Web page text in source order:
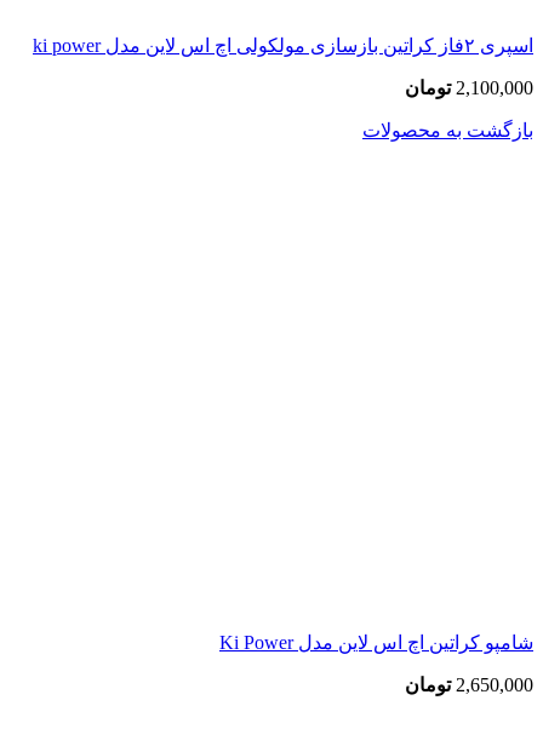
اسپری ۲فاز کراتین بازسازی مولکولی اچ اس لاین مدل ki power
2,100,000 تومان
بازگشت به محصولات
شامپو کراتین اچ اس لاین مدل Ki Power
2,650,000 تومان